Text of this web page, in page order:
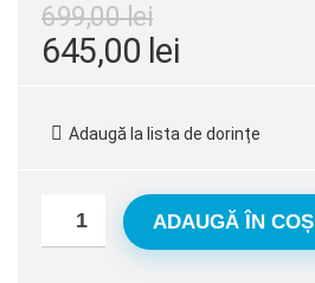
699,00lei
Prețul
a
fost:
699,00 lei.
645,00 lei
este:
645,00 lei.
Adaugă la lista de dorințe
ADAUGĂ ÎN COȘ